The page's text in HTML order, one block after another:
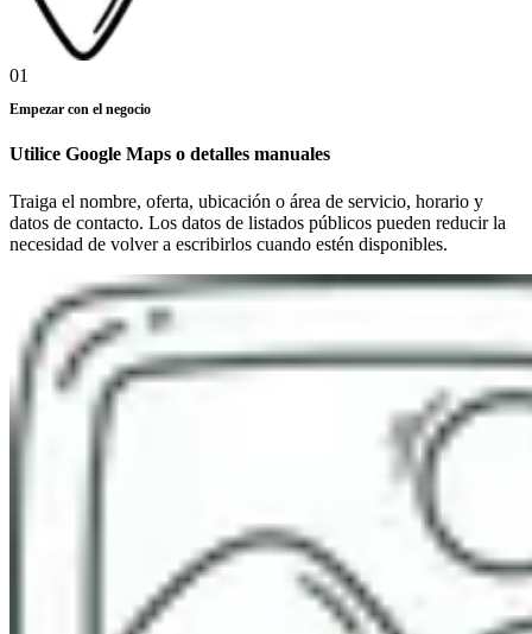
01
Empezar con el negocio
Utilice Google Maps o detalles manuales
Traiga el nombre, oferta, ubicación o área de servicio, horario y
datos de contacto. Los datos de listados públicos pueden reducir la
necesidad de volver a escribirlos cuando estén disponibles.